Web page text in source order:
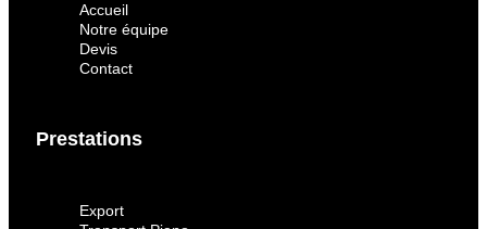
Accueil
Notre équipe
Devis
Contact
Prestations
Export